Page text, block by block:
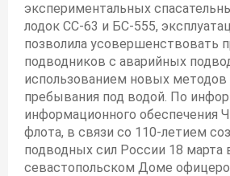
экспериментальных
лодок СС-63 и БС-555,
позволила усовершенствовать
подводников с аварийных
использованием новых методов
пребывания под водой. По
информационного обеспечения
флота, в связи со 110-летием
подводных сил России 18 марта
севастопольском Доме